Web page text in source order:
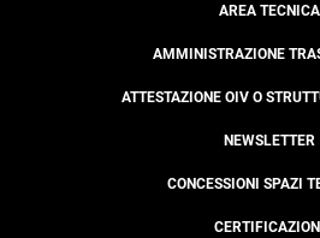
AREA TECNICA
AMMINISTRAZIONE
ATTESTAZIONE OIV O
NEWSLETTER
CONCESSIONI SPAZI